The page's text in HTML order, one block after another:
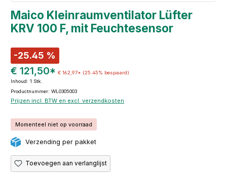
Maico Kleinraumventilator Lüfter
KRV 100 F, mit Feuchtesensor
-25.45 %
€ 121,50* € 162,97* (25.45% bespaard)
Inhoud: 1 Stk.
Productnummer: WL0305003
Prijzen incl. BTW en excl. verzendkosten
Momenteel niet op voorraad
Verzending per pakket
Toevoegen aan verlanglijst